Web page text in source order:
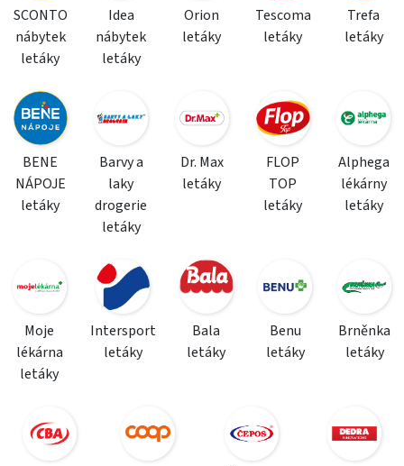
SCONTO
nábytek
letáky
Idea
nábytek
letáky
Orion
letáky
Tescoma
letáky
Trefa
letáky
BENE
NÁPOJE
letáky
Barvy a
laky
drogerie
letáky
Dr. Max
letáky
FLOP
TOP
letáky
Alphega
lékárny
letáky
Moje
lékárna
letáky
Intersport
letáky
Bala
letáky
Benu
letáky
Brněnka
letáky